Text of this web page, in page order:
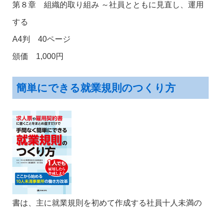
第８章 組織的取り組み ～社員とともに見直し、運用
する
A4判 40ページ
頒価 1,000円
簡単にできる就業規則のつくり方
書は、主に就業規則を初めて作成する社員十人未満の